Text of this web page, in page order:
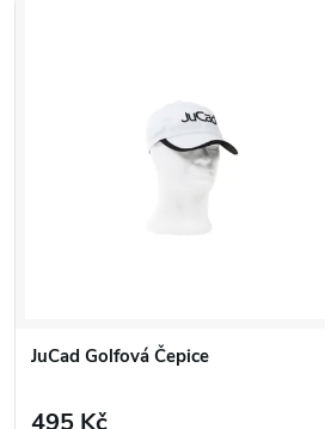
JuCad Golfová Čepice
495 Kč